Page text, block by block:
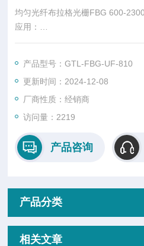
均匀光纤布拉格光栅FBG 600-
应用：
窄带滤光片；
(多点)应变和温度传感；
信号和布里渊散射滤波；
产品型号：GTL-FBG-UF-810
更新时间：2024-12-08
厂商性质：经销商
访问量：2219
产品咨询
产品分类
相关文章